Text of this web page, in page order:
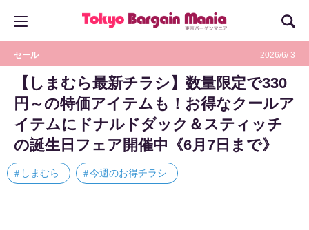
セール 2026/6/ 3
【しまむら最新チラシ】数量限定で330
円～の特価アイテムも！お得なクールア
イテムにドナルドダック＆スティッチ
の誕生日フェア開催中《6月7日まで》
しまむら 今週のお得チラシ